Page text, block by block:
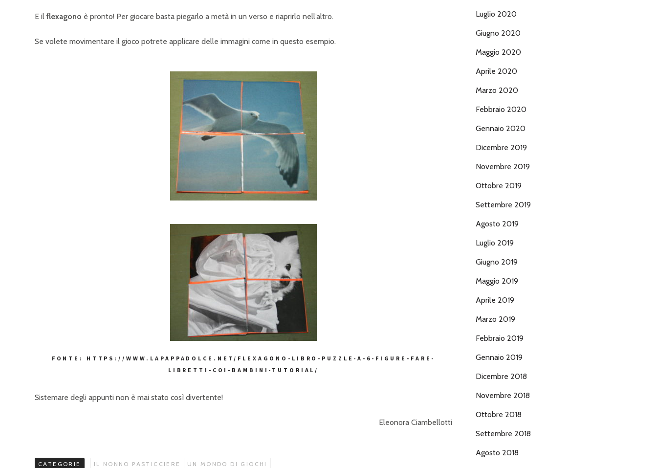
E il flexagono è pronto! Per giocare basta piegarlo a metà in un verso e riaprirlo nell’altro.
Se volete movimentare il gioco potrete applicare delle immagini come in questo esempio.
FONTE: HTTPS://WWW.LAPAPPADOLCE.NET/FLEXAGONO-LIBRO-PUZZLE-A-6-FIGURE-FARE-
LIBRETTI-COI-BAMBINI-TUTORIAL/
Sistemare degli appunti non è mai stato così divertente!
Eleonora Ciambellotti
CATEGORIE IL NONNO PASTICCIERE UN MONDO DI GIOCHI
Luglio 2020
Giugno 2020
Maggio 2020
Aprile 2020
Marzo 2020
Febbraio 2020
Gennaio 2020
Dicembre 2019
Novembre 2019
Ottobre 2019
Settembre 2019
Agosto 2019
Luglio 2019
Giugno 2019
Maggio 2019
Aprile 2019
Marzo 2019
Febbraio 2019
Gennaio 2019
Dicembre 2018
Novembre 2018
Ottobre 2018
Settembre 2018
Agosto 2018